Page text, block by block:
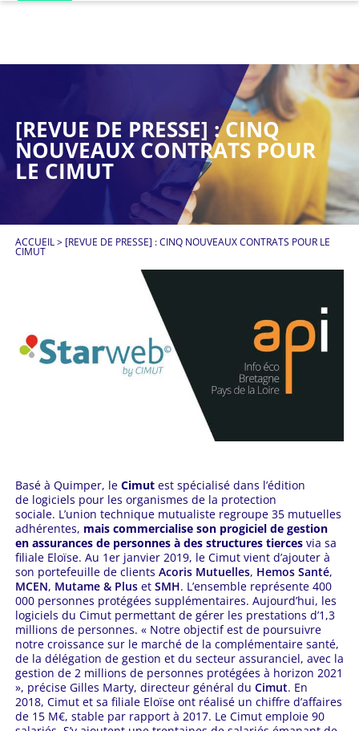
[REVUE DE PRESSE] : CINQ
NOUVEAUX CONTRATS POUR
LE CIMUT
ACCUEIL> [REVUE DE PRESSE] : CINQ NOUVEAUX CONTRATS POUR LE
CIMUT
Basé à Quimper, le Cimut est spécialisé dans l’édition
de logiciels pour les organismes de la protection
sociale. L’union technique mutualiste regroupe 35 mutuelles
adhérentes, mais commercialise son progiciel de gestion
en assurances de personnes à des structures tiercesvia sa
filiale Eloïse. Au 1er janvier 2019, le Cimut vient d’ajouter à
son portefeuille de clients Acoris Mutuelles, Hemos Santé,
MCEN, Mutame & Pluset SMH. L’ensemble représente 400
000 personnes protégées supplémentaires. Aujourd’hui, les
logiciels du Cimut permettant de gérer les prestations d’1,3
millions de personnes. « Notre objectif est de poursuivre
notre croissance sur le marché de la complémentaire santé,
de la délégation de gestion et du secteur assuranciel, avec la
gestion de 2 millions de personnes protégées à horizon 2021
», précise Gilles Marty, directeur général du Cimut. En
2018, Cimut et sa filiale Eloïse ont réalisé un chiffre d’affaires
de 15 M€, stable par rapport à 2017. Le Cimut emploie 90